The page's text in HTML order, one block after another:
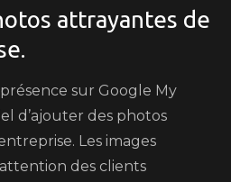
attrayantes de
sur Google My
d’ajouter des photos
Les images
des clients